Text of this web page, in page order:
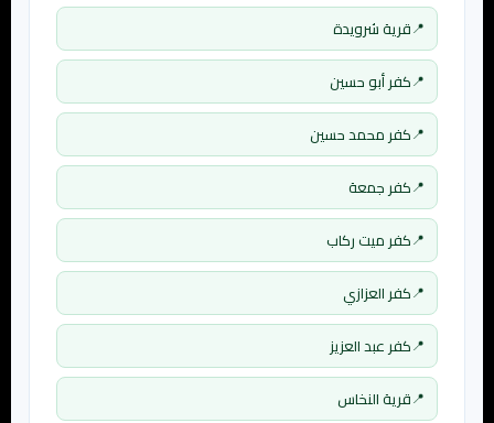
قرية شرويدة
كفر أبو حسين
كفر محمد حسين
كفر جمعة
كفر ميت ركاب
كفر العزازي
كفر عبد العزيز
قرية النخاس